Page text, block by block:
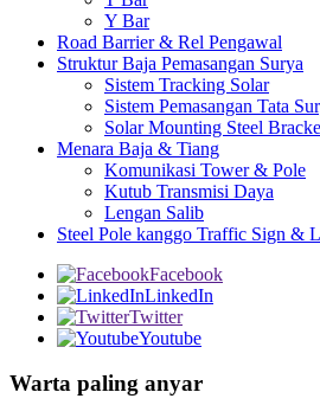
Y Bar
Road Barrier & Rel Pengawal
Struktur Baja Pemasangan Surya
Sistem Tracking Solar
Sistem Pemasangan Tata
Solar Mounting Steel
Menara Baja & Tiang
Komunikasi Tower & Pole
Kutub Transmisi Daya
Lengan Salib
Steel Pole kanggo Traffic Sign &
Facebook
LinkedIn
Twitter
Youtube
Warta paling anyar